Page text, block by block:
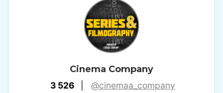
Cinema Company
3 526
@cinemaa_company